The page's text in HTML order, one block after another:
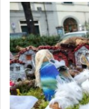
i
C
i
t
t
à
d
e
l
C
o
m
u
n
e
d
i